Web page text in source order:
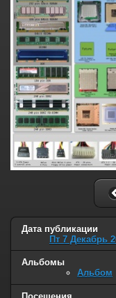
Дата публикации
Пт 7 Декабрь
Альбомы
Альбом